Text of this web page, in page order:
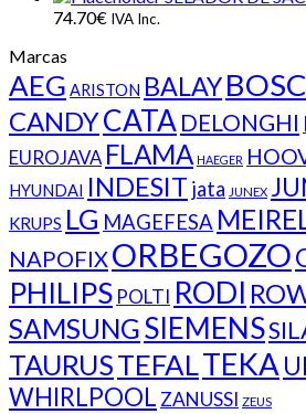
74.70€ IVA Inc.
Marcas
AEG ARISTON BALAY
CANDYCATA DELONGHI
EUROJAVA FLAMA HAEGER
HYUNDAI INDESIT jata JUNEX
KRUPS LG MAGEFESA
NAPOFIXORBEGOZO
PHILIPS POLTI RODI
SAMSUNGSIEMENS
TAURUSTEFALTEKA
WHIRLPOOL ZANUSSI ZEUS